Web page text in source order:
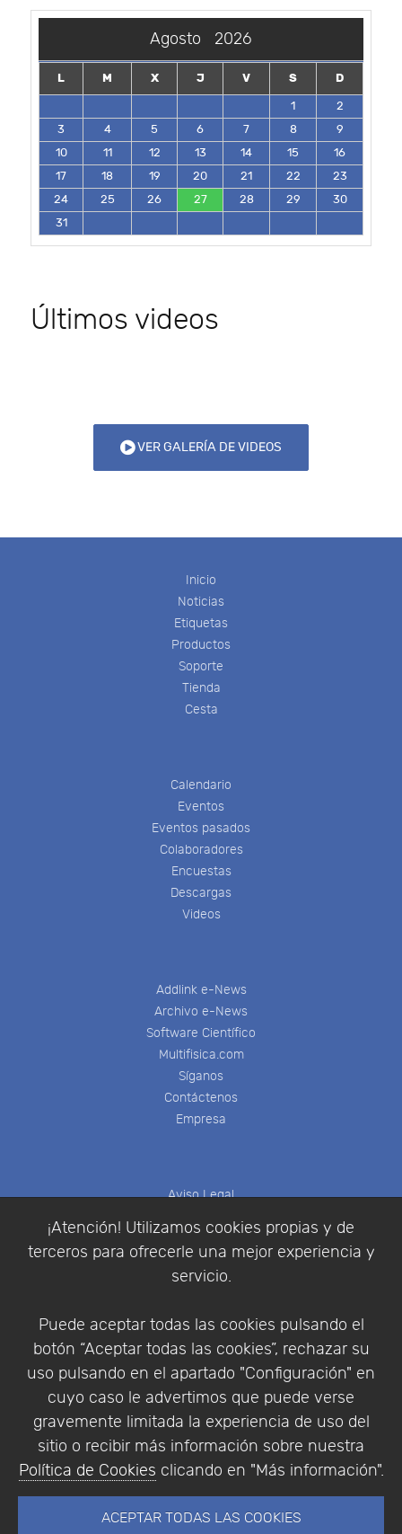
¡Atención! Utilizamos cookies propias y de
terceros para ofrecerle una mejor experiencia y
servicio.
Puede aceptar todas las cookies pulsando el
botón “Aceptar todas las cookies”, rechazar su
uso pulsando en el apartado "Configuración" en
cuyo caso le advertimos que puede verse
gravemente limitada la experiencia de uso del
sitio o recibir más información sobre nuestra
Política de Cookies clicando en "Más información".
ACEPTAR TODAS LAS COOKIES
Agosto 2026
L M X J V S
D
1
2
3
4 5 6 7 8
9
10
11 12 13 14 15
16
17
18 19 20 21 22
23
24
25 26 27 28 29
30
31
Últimos videos
VER GALERÍA DE VIDEOS
Inicio
Noticias
Etiquetas
Productos
Soporte
Tienda
Cesta
Calendario
Eventos
Eventos pasados
Colaboradores
Encuestas
Descargas
Videos
Addlink e-News
Archivo e-News
Software Científico
Multifisica.com
Síganos
Contáctenos
Empresa
Aviso Legal
Política de Privacidad
Condiciones de compra
Identificarse
Empresa|Aviso Legal| Política de Privacidad |
Política de Cookies
© Copyright 1994 - 2026. Addlink Software
Científico, S.L.
Portugal.